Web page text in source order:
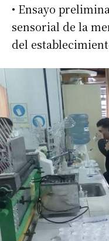
• Ensayo
sensorial de la
del